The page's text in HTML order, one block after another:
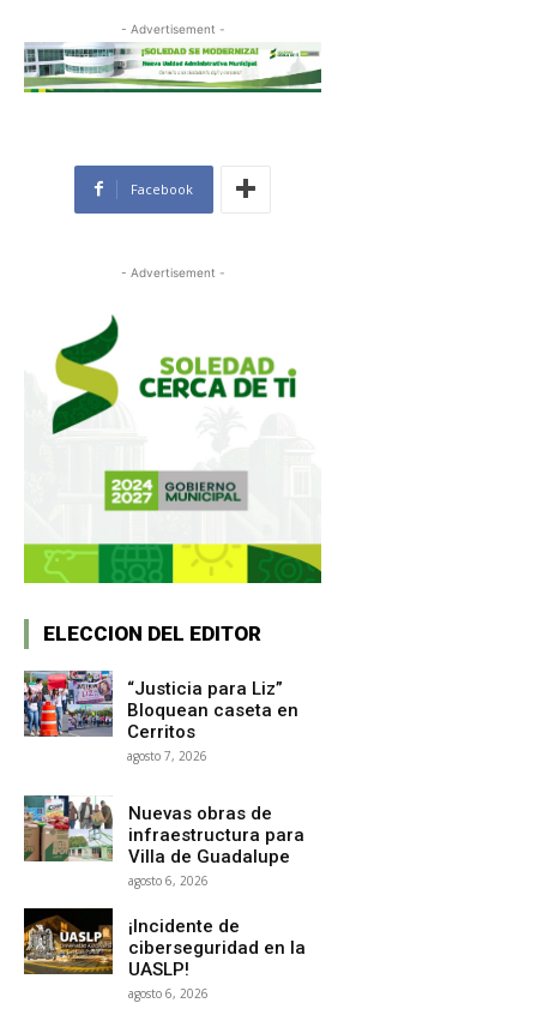
- Advertisement -
Facebook
- Advertisement -
ELECCION DEL EDITOR
“Justicia para Liz”
Bloquean caseta en
Cerritos
agosto 7, 2026
Nuevas obras de
infraestructura para
Villa de Guadalupe
agosto 6, 2026
¡Incidente de
ciberseguridad en la
UASLP!
agosto 6, 2026